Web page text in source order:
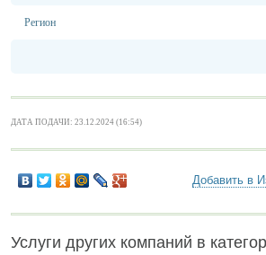
Регион
ДАТА ПОДАЧИ: 23.12.2024 (16:54)
Добавить в
Услуги других компаний в